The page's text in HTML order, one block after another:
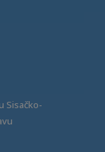
Sisačko-